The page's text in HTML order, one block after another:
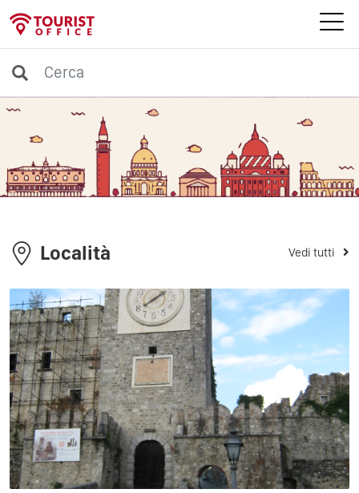
Località Vedi tutti